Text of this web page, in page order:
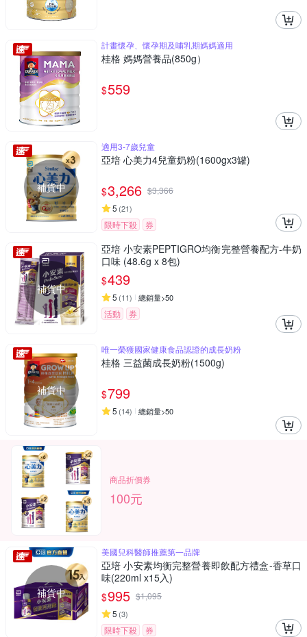
計畫懷孕、懷孕期及哺乳期媽媽適用
桂格 媽媽營養品(850g）
$559
補貨中
適用3-7歲兒童
亞培 心美力4兒童奶粉(1600gx3罐)
$3,266 $3,366
5 (21)
限時下殺 券
補貨中
亞培 小安素PEPTIGRO均衡完整營養配方-牛奶
口味 (48.6g x 8包)
$439
5 (11) 總銷量>50
活動 券
補貨中
唯一榮獲國家健康食品認證的成長奶粉
桂格 三益菌成長奶粉(1500g)
$799
5 (14) 總銷量>50
商品折價券
100元
補貨中
美國兒科醫師推薦第一品牌
亞培 小安素均衡完整營養即飲配方禮盒-香草口
味(220ml x15入)
$995 $1,095
5 (3)
限時下殺 券